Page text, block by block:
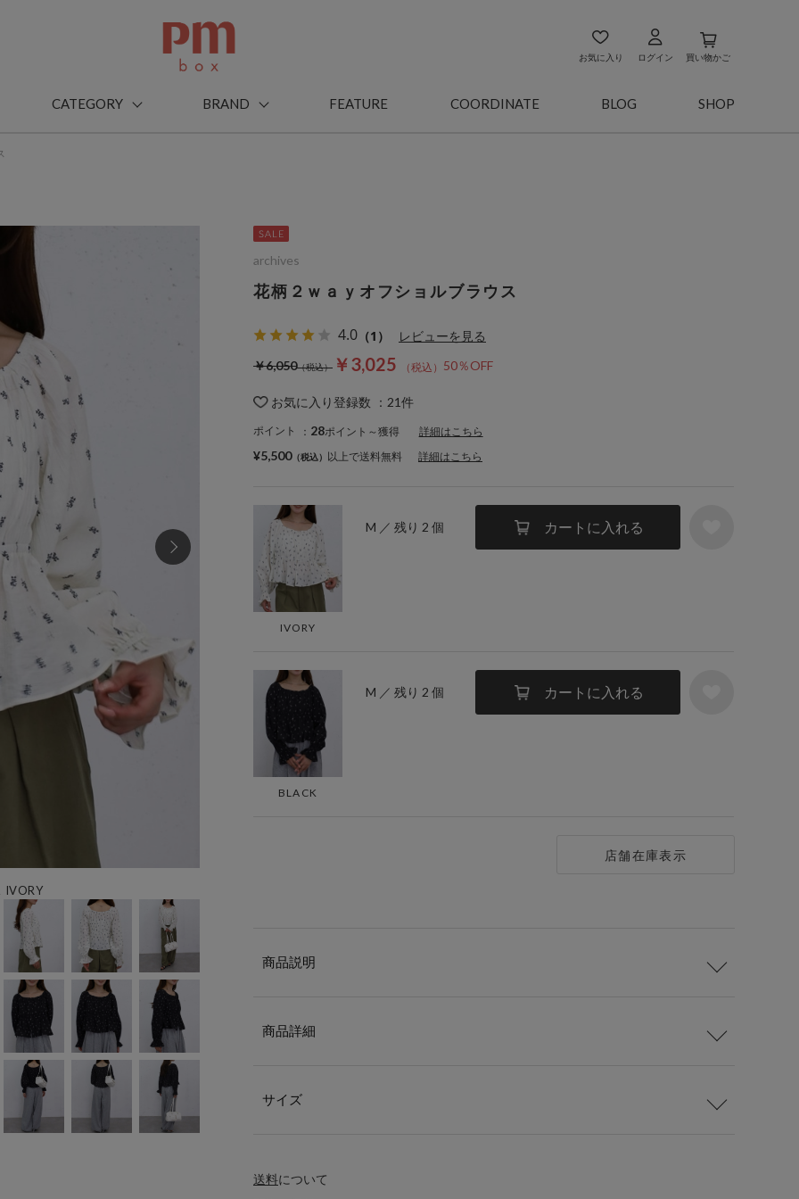
お気に入り ログイン 買い物かご
CATEGORY BRAND FEATURE COORDINATE BLOG SHOP
IVORY
花柄２ｗａｙオフショルブラウス
4.0 （1） レビューを見る
￥3,025 50％OFF
￥6,050
お気に入り登録数 ： 21件
ポイント ： 28ポイント～獲得 詳細はこちら
IVORY
M ／ 残り 2 個 カートに入れる
BLACK
M ／ 残り 2 個 カートに入れる
店舗在庫表示
archives
¥5,500 以上で送料無料 詳細はこちら
商品説明
商品詳細
サイズ
送料について